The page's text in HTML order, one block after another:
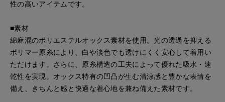
性の高いアイテムです。
■素材
綿麻混のポリエステルオックス素材を使用。光の透過を抑える
ポリマー原糸により、白や淡色でも透けにくく安心して着用い
ただけます。さらに、原糸構造の工夫によって優れた吸水・速
乾性を実現。オックス特有の凹凸が生む清涼感と豊かな表情を
備え、きちんと感と快適な着心地を兼ね備えた素材です。